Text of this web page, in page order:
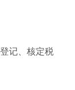
记、核定税